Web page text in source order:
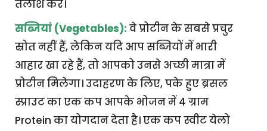
तलाश करें।
सब्जियां (Vegetables): वे प्रोटीन के सबसे प्रचुर
स्रोत नहीं हैं, लेकिन यदि आप सब्जियों में भारी
आहार खा रहे हैं, तो आपको उनसे अच्छी मात्रा में
प्रोटीन मिलेगा। उदाहरण के लिए, पके हुए ब्रसल
स्प्राउट का एक कप आपके भोजन में 4 ग्राम
Protein का योगदान देता है। एक कप स्वीट येलो